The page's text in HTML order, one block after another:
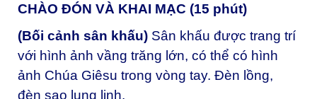
CHÀO ĐÓN VÀ KHAI MẠC (15 phút)
(Bối cảnh sân khấu) Sân khấu được trang trí
với hình ảnh vầng trăng lớn, có thể có hình
ảnh Chúa Giêsu trong vòng tay. Đèn lồng,
đèn sao lung linh.